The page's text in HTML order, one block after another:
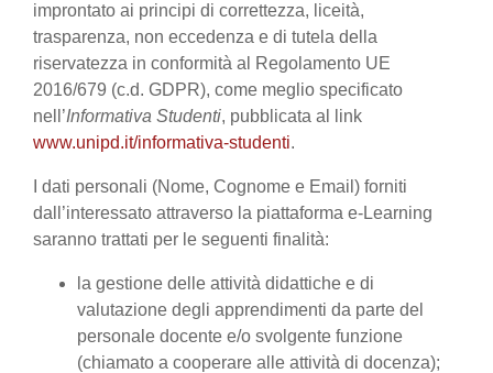
improntato ai principi di correttezza, liceità,
trasparenza, non eccedenza e di tutela della
riservatezza in conformità al Regolamento UE
2016/679 (c.d. GDPR), come meglio specificato
nell’Informativa Studenti, pubblicata al link
www.unipd.it/informativa-studenti.
I dati personali (Nome, Cognome e Email) forniti
dall’interessato attraverso la piattaforma e-Learning
saranno trattati per le seguenti finalità:
la gestione delle attività didattiche e di
valutazione degli apprendimenti da parte del
personale docente e/o svolgente funzione
(chiamato a cooperare alle attività di docenza);